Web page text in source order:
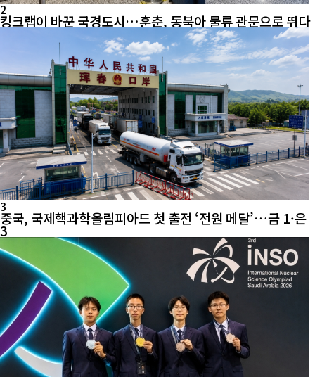
2
킹크랩이 바꾼 국경도시…훈춘, 동북아 물류 관문으로 뛰다
3
중국, 국제핵과학올림피아드 첫 출전 ‘전원 메달’…금 1·은
3